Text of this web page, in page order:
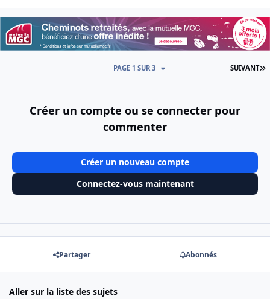
SUIVANT
PAGE 1 SUR 3
Créer un compte ou se connecter pour
commenter
Créer un nouveau compte
Connectez-vous maintenant
Partager Abonnés
Aller sur la liste des sujets